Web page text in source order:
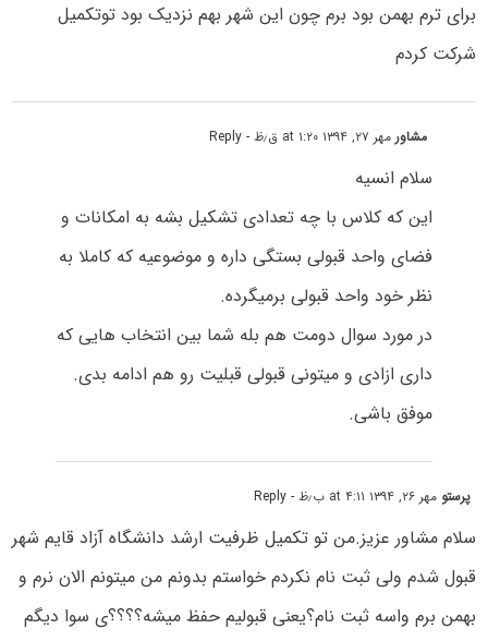
برای ترم بهمن بود برم چون این شهر بهم نزدیک بود توتکمیل
شرکت کردم
مشاورمهر ۲۷, ۱۳۹۴ at ۱:۲۰ ق٫ظ - Reply
سلام انسیه
این که کلاس با چه تعدادی تشکیل بشه به امکانات و
فضای واحد قبولی بستگی داره و موضوعیه که کاملا به
نظر خود واحد قبولی برمیگرده.
در مورد سوال دومت هم بله شما بین انتخاب هایی که
داری ازادی و میتونی قبولی قبلیت رو هم ادامه بدی.
موفق باشی.
پرستو مهر ۲۶, ۱۳۹۴ at ۴:۱۱ ب٫ظ - Reply
سلام مشاور عزیز.من تو تکمیل ظرفیت ارشد دانشگاه آزاد قایم شهر
قبول شدم ولی ثبت نام نکردم خواستم بدونم من میتونم الان نرم و
بهمن برم واسه ثبت نام؟یعنی قبولیم حفظ میشه؟؟؟؟ی سوا دیگم